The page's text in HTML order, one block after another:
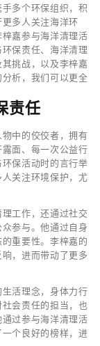
多个环保组织，积
多人关注海洋环
嘉参与海洋清理活
保责任、海洋清理
挑战，以及李梓嘉
析，我们可以更全
责任
中的佼佼者，拥有
面、每一次公益行
保活动时的言行举
关注环境保护，尤
工作，还通过社交
参与。他通过自身
重要性。李梓嘉的
，进而带动了更多
活理念，身体力行
会责任的担当，也
过参与海洋清理活
个良好的榜样，进